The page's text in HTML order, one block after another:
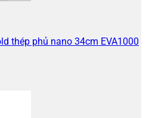
thép phủ nano 34cm EVA1000